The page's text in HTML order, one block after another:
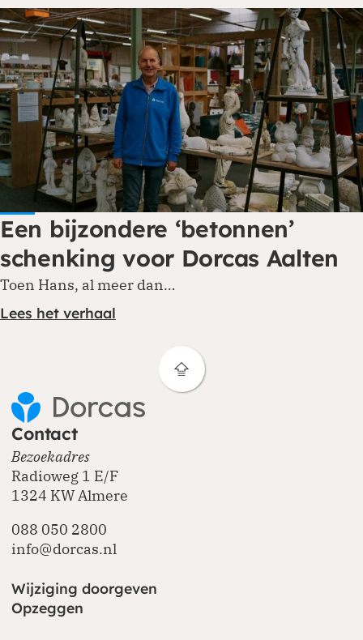
Een bijzondere ‘betonnen’
schenking voor Dorcas Aalten
Toen Hans, al meer dan…
Lees het verhaal
Contact
Bezoekadres
Radioweg 1 E/F
1324 KW Almere
088 050 2800
info@dorcas.nl
Wijziging doorgeven
Opzeggen